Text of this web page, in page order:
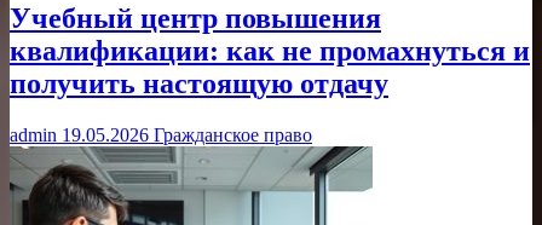
Учебный центр повышения
квалификации: как не промахнуться и
получить настоящую отдачу
admin 19.05.2026 Гражданское право